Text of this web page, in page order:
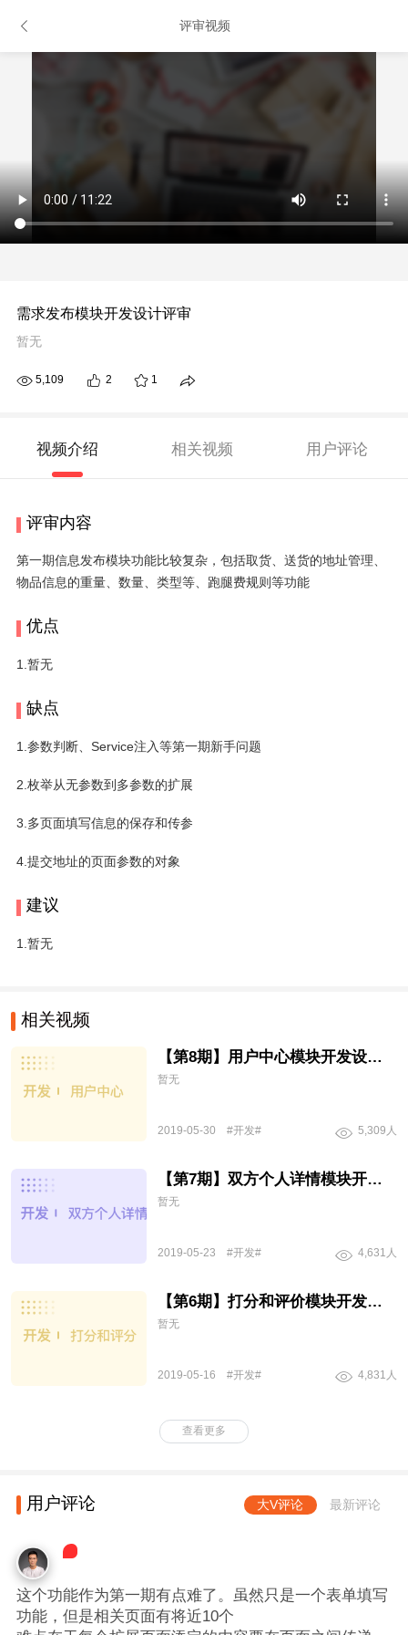
评审视频
需求发布模块开发设计评审
暂无
5,109 2 1
视频介绍 相关视频 用户评论
评审内容
第一期信息发布模块功能比较复杂，包括取货、送货的地址管理、
物品信息的重量、数量、类型等、跑腿费规则等功能
优点
1.暂无
缺点
1.参数判断、Service注入等第一期新手问题
2.枚举从无参数到多参数的扩展
3.多页面填写信息的保存和传参
4.提交地址的页面参数的对象
建议
1.暂无
相关视频
【第8期】用户中心模块开发设计评审
暂无
2019-05-30 #开发# 5,309人
【第7期】双方个人详情模块开发设计评审
暂无
2019-05-23 #开发# 4,631人
【第6期】打分和评价模块开发设计评审
暂无
2019-05-16 #开发# 4,831人
查看更多
用户评论 大V评论 最新评论
这个功能作为第一期有点难了。虽然只是一个表单填写
功能，但是相关页面有将近10个